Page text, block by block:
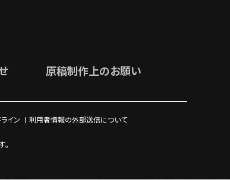
原稿制作上のお願い
イン 利用者情報の外部送信について